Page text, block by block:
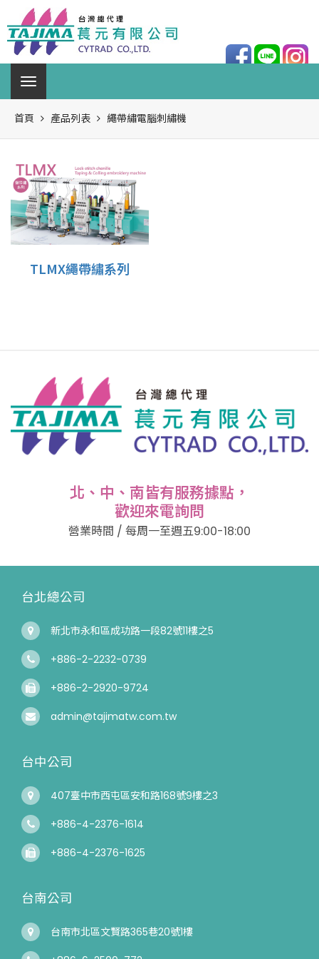
首頁 產品列表 繩帶繡電腦刺繡機
TLMX繩帶繡系列
北、中、南皆有服務據點，
歡迎來電詢問
營業時間 / 每周一至週五9:00-18:00
台北總公司
新北市永和區成功路一段82號11樓之5
+886-2-2232-0739
+886-2-2920-9724
admin@tajimatw.com.tw
台中公司
407臺中市西屯區安和路168號9樓之3
+886-4-2376-1614
+886-4-2376-1625
台南公司
台南市北區文賢路365巷20號1樓